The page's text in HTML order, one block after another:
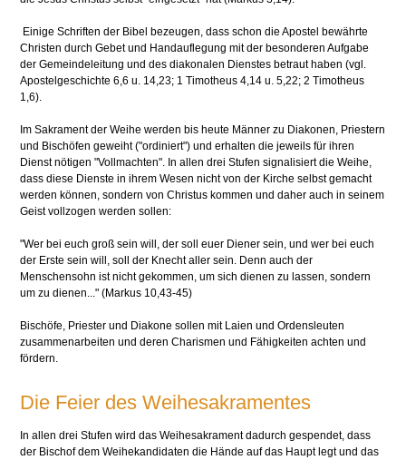
Einige Schriften der Bibel bezeugen, dass schon die Apostel bewährte
Christen durch Gebet und Handauflegung mit der besonderen Aufgabe
der Gemeindeleitung und des diakonalen Dienstes betraut haben (vgl.
Apostelgeschichte 6,6 u. 14,23; 1 Timotheus 4,14 u. 5,22; 2 Timotheus
1,6).
Im Sakrament der Weihe werden bis heute Männer zu Diakonen, Priestern
und Bischöfen geweiht ("ordiniert") und erhalten die jeweils für ihren
Dienst nötigen "Vollmachten". In allen drei Stufen signalisiert die Weihe,
dass diese Dienste in ihrem Wesen nicht von der Kirche selbst gemacht
werden können, sondern von Christus kommen und daher auch in seinem
Geist vollzogen werden sollen:
"Wer bei euch groß sein will, der soll euer Diener sein, und wer bei euch
der Erste sein will, soll der Knecht aller sein. Denn auch der
Menschensohn ist nicht gekommen, um sich dienen zu lassen, sondern
um zu dienen..." (Markus 10,43-45)
Bischöfe, Priester und Diakone sollen mit Laien und Ordensleuten
zusammenarbeiten und deren Charismen und Fähigkeiten achten und
fördern.
Die Feier des Weihesakramentes
In allen drei Stufen wird das Weihesakrament dadurch gespendet, dass
der Bischof dem Weihekandidaten die Hände auf das Haupt legt und das